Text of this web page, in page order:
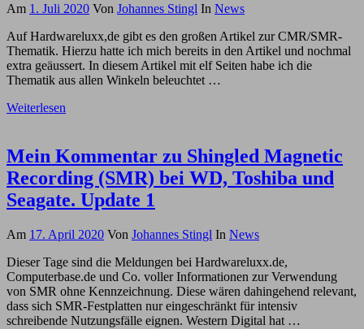
Am 1. Juli 2020 Von Johannes Stingl In News
Auf Hardwareluxx,de gibt es den großen Artikel zur CMR/SMR-
Thematik. Hierzu hatte ich mich bereits in den Artikel und nochmal
extra geäussert. In diesem Artikel mit elf Seiten habe ich die
Thematik aus allen Winkeln beleuchtet …
Weiterlesen
Mein Kommentar zu Shingled Magnetic
Recording (SMR) bei WD, Toshiba und
Seagate. Update 1
Am 17. April 2020 Von Johannes Stingl In News
Dieser Tage sind die Meldungen bei Hardwareluxx.de,
Computerbase.de und Co. voller Informationen zur Verwendung
von SMR ohne Kennzeichnung. Diese wären dahingehend relevant,
dass sich SMR-Festplatten nur eingeschränkt für intensiv
schreibende Nutzungsfälle eignen. Western Digital hat …